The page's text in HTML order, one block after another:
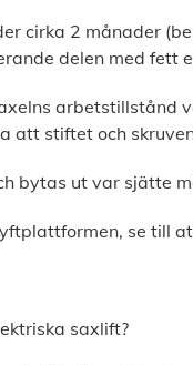
cirka 2 månader
delen med fett
arbetstillstånd
att stiftet och
bytas ut var sjätte
se till
saxlift?